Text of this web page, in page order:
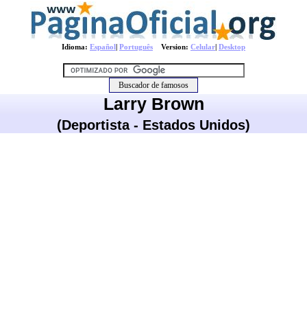
Idioma: Español| Português Version: Celular| Desktop
Larry Brown
(Deportista - Estados Unidos)